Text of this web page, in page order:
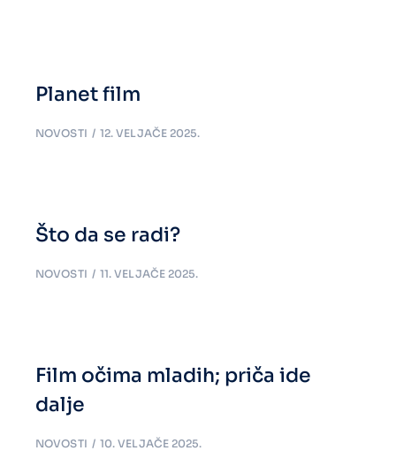
Planet film
NOVOSTI 12. VELJAČE 2025.
Što da se radi?
NOVOSTI 11. VELJAČE 2025.
Film očima mladih; priča ide
dalje
NOVOSTI 10. VELJAČE 2025.